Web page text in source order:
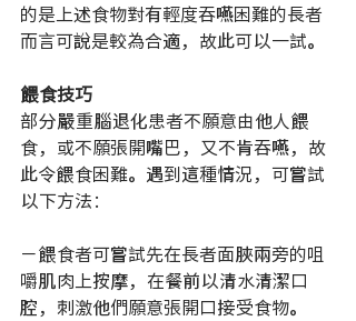
的是上述食物對有輕度吞嚥困難的長者
而言可說是較為合適，故此可以一試。
餵食技巧
部分嚴重腦退化患者不願意由他人餵
食，或不願張開嘴巴，又不肯吞嚥，故
此令餵食困難。遇到這種情況，可嘗試
以下方法：
－餵食者可嘗試先在長者面脥兩旁的咀
嚼肌肉上按摩，在餐前以清水清潔口
腔，刺激他們願意張開口接受食物。